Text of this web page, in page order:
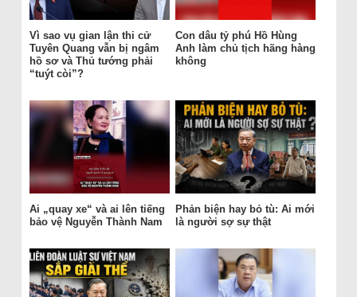
Vì sao vụ gian lận thi cử
Tuyên Quang vẫn bị ngâm
hồ sơ và Thủ tướng phải
“tuýt còi”?
Con dâu tỷ phú Hồ Hùng
Anh làm chủ tịch hãng hàng
không
Ai „quay xe“ và ai lên tiếng
bảo vệ Nguyễn Thành Nam
Phản biện hay bỏ tù: Ai mới
là người sợ sự thật